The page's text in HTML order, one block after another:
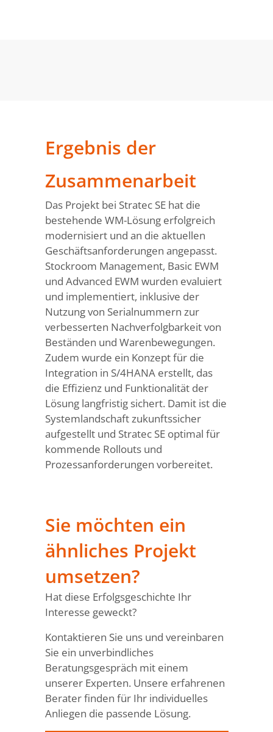
Ergebnis der
Zusammenarbeit
Das Projekt bei Stratec SE hat die
bestehende WM-Lösung erfolgreich
modernisiert und an die aktuellen
Geschäftsanforderungen angepasst.
Stockroom Management, Basic EWM
und Advanced EWM wurden evaluiert
und implementiert, inklusive der
Nutzung von Serialnummern zur
verbesserten Nachverfolgbarkeit von
Beständen und Warenbewegungen.
Zudem wurde ein Konzept für die
Integration in S/4HANA erstellt, das
die Effizienz und Funktionalität der
Lösung langfristig sichert. Damit ist die
Systemlandschaft zukunftssicher
aufgestellt und Stratec SE optimal für
kommende Rollouts und
Prozessanforderungen vorbereitet.
Sie möchten ein
ähnliches Projekt
umsetzen?
Hat diese Erfolgsgeschichte Ihr
Interesse geweckt?
Kontaktieren Sie uns und vereinbaren
Sie ein unverbindliches
Beratungsgespräch mit einem
unserer Experten. Unsere erfahrenen
Berater finden für Ihr individuelles
Anliegen die passende Lösung.